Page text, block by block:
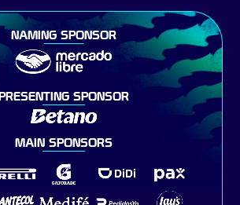
NAMING SPONSOR
PRESENTING SPONSOR
MAIN SPONSORS